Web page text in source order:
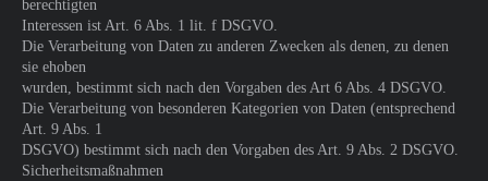
berechtigten
Interessen ist Art. 6 Abs. 1 lit. f DSGVO.
Die Verarbeitung von Daten zu anderen Zwecken als denen, zu denen
sie ehoben
wurden, bestimmt sich nach den Vorgaben des Art 6 Abs. 4 DSGVO.
Die Verarbeitung von besonderen Kategorien von Daten (entsprechend
Art. 9 Abs. 1
DSGVO) bestimmt sich nach den Vorgaben des Art. 9 Abs. 2 DSGVO.
Sicherheitsmaßnahmen